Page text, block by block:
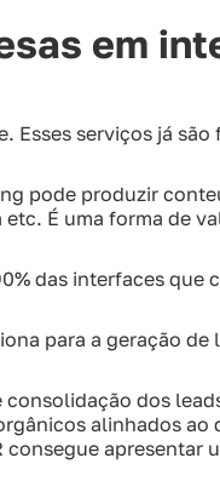
em
Esses serviços já
pode produzir
É uma forma de
das interfaces que
para a geração de
dos
alinhados ao
apresentar